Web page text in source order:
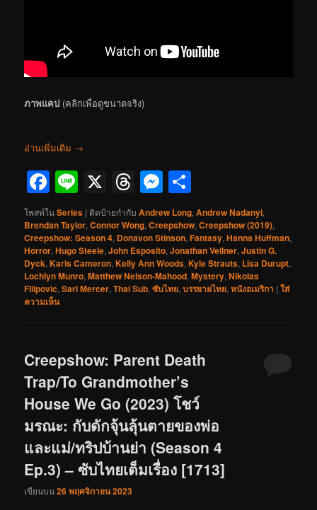
ภาพแคป (คลิกเพื่อดูขนาดจริง)
อ่านเพิ่มเติม →
Facebook
Line
X Threads
Messenger
โพสท์ในSeries | ติดป้ายกำกับ Andrew Long,Andrew Nadanyi,
Brendan Taylor,Connor Wong,Creepshow,Creepshow (2019),
Creepshow: Season 4, Donavon Stinson,Fantasy,Hanna Huffman,
Horror,Hugo Steele,John Esposito,Jonathan Vellner,Justin G.
Dyck,Karis Cameron,Kelly Ann Woods,Kyle Strauts, Lisa Durupt,
Lochlyn Munro,Matthew Nelson-Mahood,Mystery,Nikolas
Filipovic,Sari Mercer,Thai Sub,ซับไทย,บรรยายไทย,หนังอเมริกา |ใส่
ความเห็น
Creepshow: Parent Death
Trap/To Grandmother’s
House We Go (2023) โชว์
มรณะ: กับดักจุ้นลุ้นตายของพ่อ
และแม่/ทริปบ้านย่า (Season 4
Ep.3) – ซับไทยเต็มเรื่อง [1713]
เขียนบน26 พฤศจิกายน 2023